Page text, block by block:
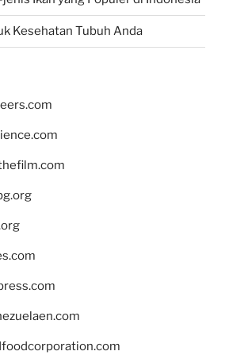
Kesehatan Tubuh Anda